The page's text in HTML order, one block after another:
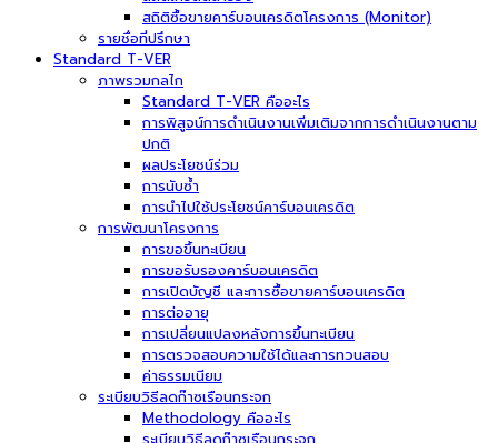
สถิติซื้อขายคาร์บอนเครดิตโครงการ (Monitor)
รายชื่อที่ปรึกษา
Standard T-VER
ภาพรวมกลไก
Standard T-VER คืออะไร
การพิสูจน์การดำเนินงานเพิ่มเติมจากการดำเนินงานตาม
ปกติ
ผลประโยชน์ร่วม
การนับซ้ำ
การนำไปใช้ประโยชน์คาร์บอนเครดิต
การพัฒนาโครงการ
การขอขึ้นทะเบียน
การขอรับรองคาร์บอนเครดิต
การเปิดบัญชี และการซื้อขายคาร์บอนเครดิต
การต่ออายุ
การเปลี่ยนแปลงหลังการขึ้นทะเบียน
การตรวจสอบความใช้ได้และการทวนสอบ
ค่าธรรมเนียม
ระเบียบวิธีลดก๊าซเรือนกระจก
Methodology คืออะไร